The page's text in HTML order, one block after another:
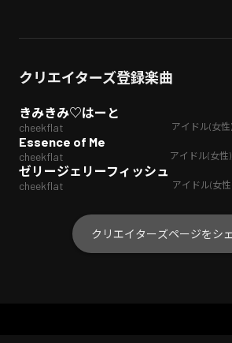
クリエイターズ登録楽曲
きみきみ♡はーと
cheekflat
アイドル(女性)
Essence of Me
cheekflat
アイドル(女性)
ゼリージェリーフィッシュ
cheekflat
アイドル(女
クリエイターズページをシ